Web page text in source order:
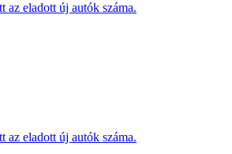
az eladott új autók száma.
az eladott új autók száma.